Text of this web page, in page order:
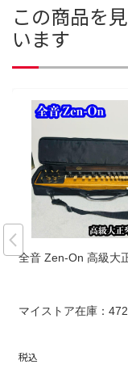
この商品を
います
全音 Zen-On 高級大
マイストア在庫：
税込